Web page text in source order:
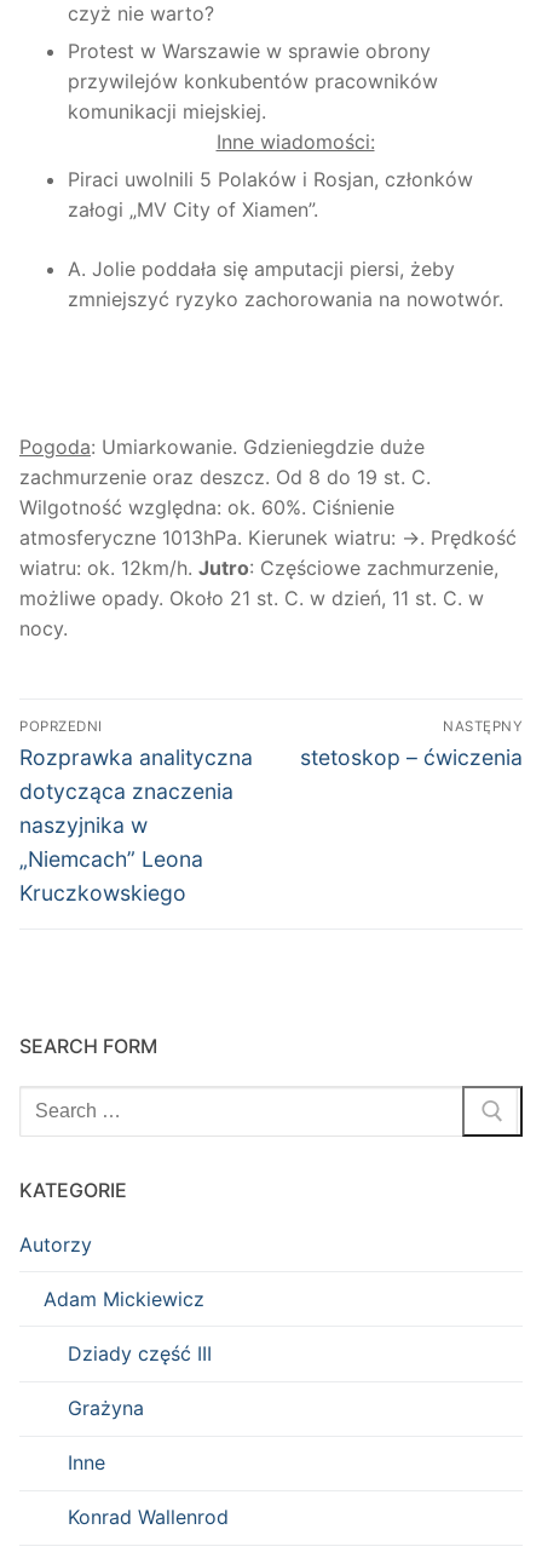
czyż nie warto?
Protest w Warszawie w sprawie obrony
przywilejów konkubentów pracowników
komunikacji miejskiej.
Inne wiadomości:
Piraci uwolnili 5 Polaków i Rosjan, członków
załogi „MV City of Xiamen”.
A. Jolie poddała się amputacji piersi, żeby
zmniejszyć ryzyko zachorowania na nowotwór.
Pogoda: Umiarkowanie. Gdzieniegdzie duże
zachmurzenie oraz deszcz. Od 8 do 19 st. C.
Wilgotność względna: ok. 60%. Ciśnienie
atmosferyczne 1013hPa. Kierunek wiatru: →. Prędkość
wiatru: ok. 12km/h. Jutro: Częściowe zachmurzenie,
możliwe opady. Około 21 st. C. w dzień, 11 st. C. w
nocy.
Nawigacja
wpisu
POPRZEDNI
Poprzedni
wpis:
Rozprawka analityczna
dotycząca znaczenia
naszyjnika w
„Niemcach” Leona
Kruczkowskiego
NASTĘPNY
Następny
stetoskop – ćwiczenia
SEARCH FORM
Szukaj:
KATEGORIE
Autorzy
Adam Mickiewicz
Dziady część III
Grażyna
Inne
Konrad Wallenrod